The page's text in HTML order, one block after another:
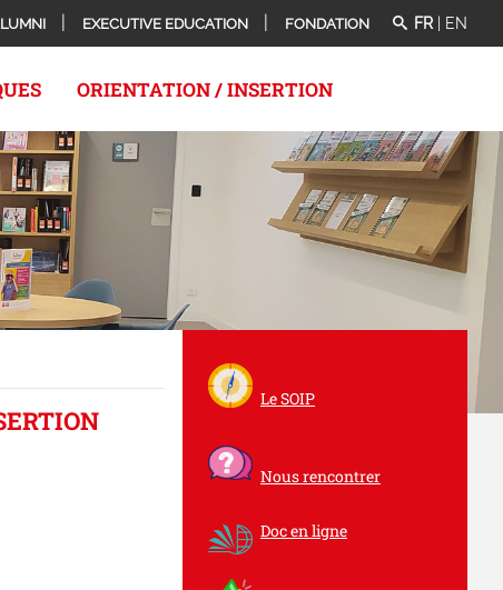
EXECUTIVE EDUCATION FONDATION FR EN
ORIENTATION / INSERTION
Le SOIP
Nous rencontrer
Doc en ligne